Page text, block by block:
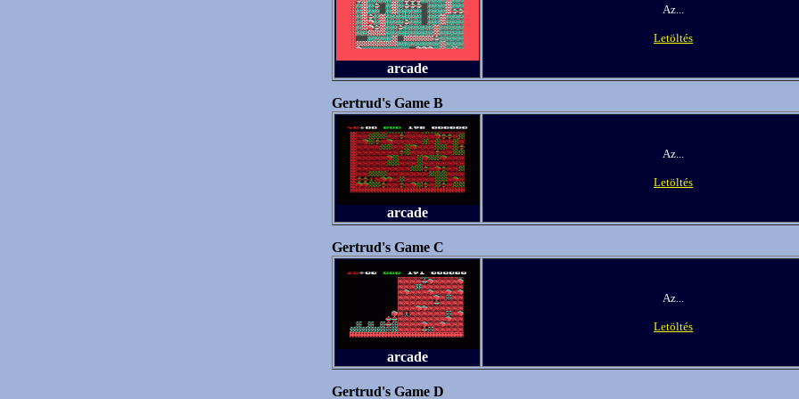
arcade
Az...
Letöltés
Gertrud's Game B
arcade
Az...
Letöltés
Gertrud's Game C
arcade
Az...
Letöltés
Gertrud's Game D